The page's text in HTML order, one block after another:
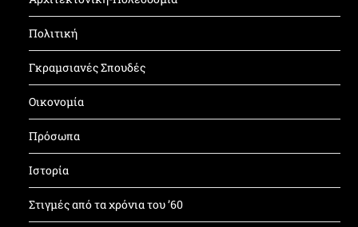
Πολιτική
Γκραμσιανές Σπουδές
Οικονομία
Πρόσωπα
Ιστορία
Στιγμές από τα χρόνια του ’60